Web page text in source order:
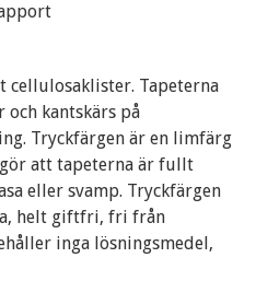
cellulosaklister. Tapeterna
och kantskärs på
Tryckfärgen är en limfärg
att tapeterna är fullt
eller svamp. Tryckfärgen
helt giftfri, fri från
inga lösningsmedel,